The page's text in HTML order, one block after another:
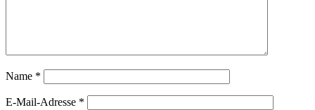
Name *
E-Mail-Adresse *